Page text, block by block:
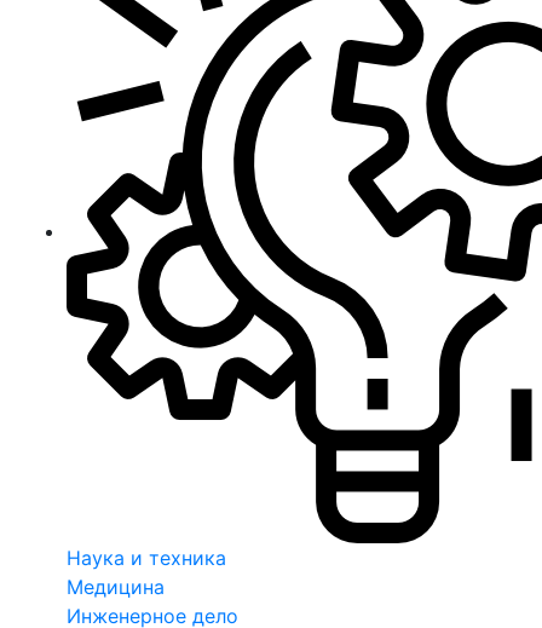
Наука и техника
Медицина
Инженерное дело